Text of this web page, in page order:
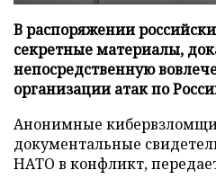
В распоряжении
секретные материалы,
непосредственную
организации атак по
Анонимные
документальные
НАТО в конфликт,